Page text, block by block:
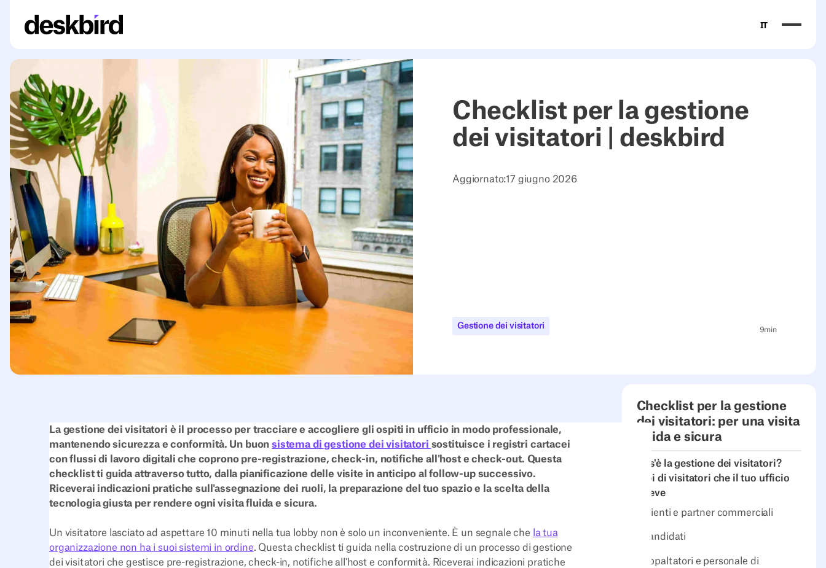
IT
Checklist per la gestione
dei visitatori | deskbird
Aggiornato:17 giugno 2026
Gestione dei visitatori 9min
Checklist per la gestione
dei visitatori: per una visita
fluida e sicura
Cos'è la gestione dei visitatori?
Tipi di visitatori che il tuo ufficio
riceve
Clienti e partner commerciali
Candidati
Appaltatori e personale di
La gestione dei visitatori è il processo per tracciare e accogliere gli ospiti in ufficio in modo professionale,
mantenendo sicurezza e conformità. Un buonsistema di gestione dei visitatori sostituisce i registri cartacei
con flussi di lavoro digitali che coprono pre-registrazione, check-in, notifiche all'host e check-out. Questa
checklist ti guida attraverso tutto, dalla pianificazione delle visite in anticipo al follow-up successivo.
Riceverai indicazioni pratiche sull'assegnazione dei ruoli, la preparazione del tuo spazio e la scelta della
tecnologia giusta per rendere ogni visita fluida e sicura.
Un visitatore lasciato ad aspettare 10 minuti nella tua lobby non è solo un inconveniente. È un segnale che la tua
organizzazione non ha i suoi sistemi in ordine. Questa checklist ti guida nella costruzione di un processo di gestione
dei visitatori che gestisce pre-registrazione, check-in, notifiche all'host e conformità. Riceverai indicazioni pratiche
<table><thead><tr><th><span data-changeset="true" data-changeset-index="133" data-reason="Added the Feature table header to introduce the required feature